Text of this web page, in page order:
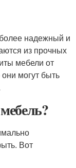
надежный и
из прочных
мебели от
могут быть
Вот